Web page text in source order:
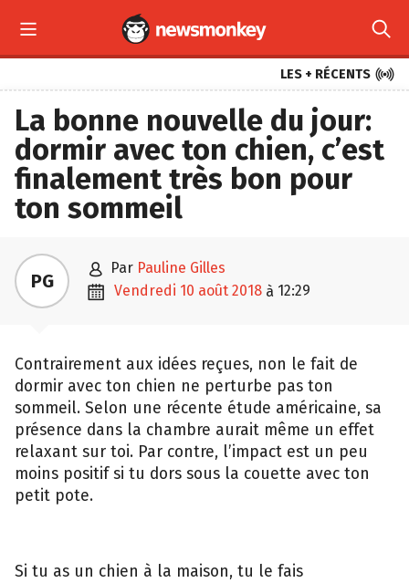
 
LES + RÉCENTS 
La bonne nouvelle du jour:
dormir avec ton chien, c’est
finalement très bon pour
ton sommeil
PG  par Pauline Gilles
 vendredi 10 août 2018 à 12:29
Contrairement aux idées reçues, non le fait de
dormir avec ton chien ne perturbe pas ton
sommeil. Selon une récente étude américaine, sa
présence dans la chambre aurait même un effet
relaxant sur toi. Par contre, l’impact est un peu
moins positif si tu dors sous la couette avec ton
petit pote.
Si tu as un chien à la maison, tu le fais